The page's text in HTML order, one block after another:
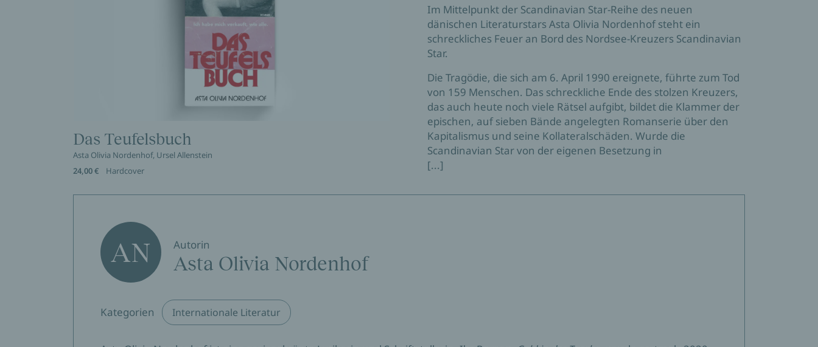
Das Teufelsbuch
Asta Olivia Nordenhof, Ursel Allenstein
24,00 €
Hardcover
Im Mittelpunkt der Scandinavian Star-Reihe des neuen
dänischen Literaturstars Asta Olivia Nordenhof steht ein
schreckliches Feuer an Bord des Nordsee-Kreuzers Scandinavian
Star.
Die Tragödie, die sich am 6. April 1990 ereignete, führte zum Tod
von 159 Menschen. Das schreckliche Ende des stolzen Kreuzers,
das auch heute noch viele Rätsel aufgibt, bildet die Klammer der
epischen, auf sieben Bände angelegten Romanserie über den
Kapitalismus und seine Kollateralschäden. Wurde die
Scandinavian Star von der eigenen Besetzung in
[...]
AN Autorin
Asta Olivia Nordenhof
Kategorien Internationale Literatur